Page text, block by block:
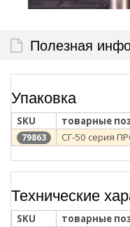
Полезная
Упаковка
SKU товарные
79863 СГ-50 серия
Технические
SKU товарные